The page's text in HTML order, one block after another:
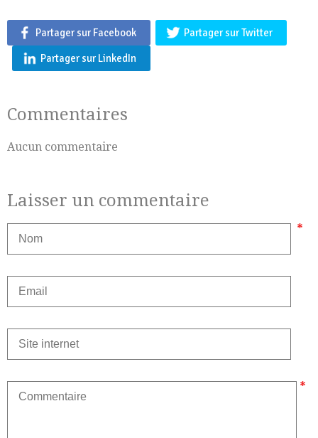
Partager sur Facebook
Partager sur Twitter
Partager sur LinkedIn
Commentaires
Aucun commentaire
Laisser un commentaire